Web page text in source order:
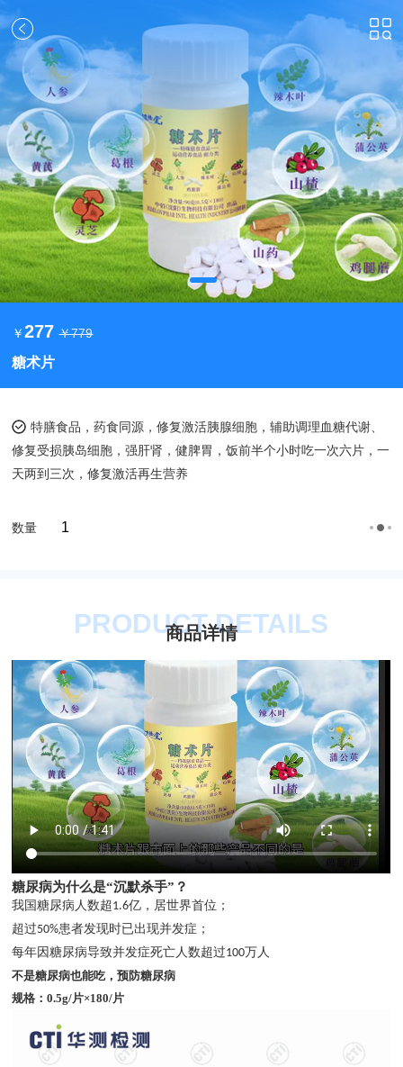
关
闭
￥277 ￥779
糖术片
特膳食品，药食同源，修复激活胰腺细胞，辅助调理血糖代谢、
修复受损胰岛细胞，强肝肾，健脾胃，饭前半个小时吃一次六片，一
天两到三次，修复激活再生营养
数量
PRODUCT DETAILS
商品详情
糖尿病为什么是“沉默杀手”？
我国糖尿病人数超 1.6亿，居世界首位；
超过50%患者发现时已出现并发症；
每年因糖尿病导致并发症死亡人数超过100万人
不是糖尿病也能吃，预防糖尿病
规格：0.5g/片×180/片